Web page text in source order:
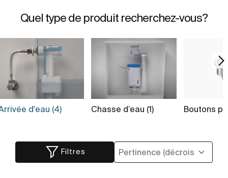
Quel type de produit recherchez-vous?
d'eau (4) Chasse d’eau (1) Boutons
Filtres